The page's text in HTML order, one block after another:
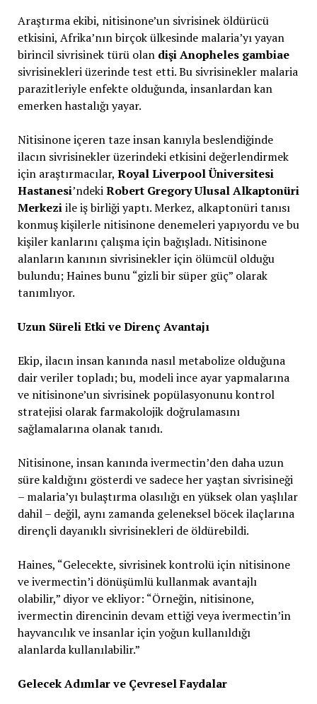
Araştırma ekibi, nitisinone’un sivrisinek öldürücü
etkisini, Afrika’nın birçok ülkesinde malaria’yı yayan
birincil sivrisinek türü olan dişi Anopheles gambiae
sivrisinekleri üzerinde test etti. Bu sivrisinekler malaria
parazitleriyle enfekte olduğunda, insanlardan kan
emerken hastalığı yayar.
Nitisinone içeren taze insan kanıyla beslendiğinde
ilacın sivrisinekler üzerindeki etkisini değerlendirmek
için araştırmacılar, Royal Liverpool Üniversitesi
Hastanesi’ndekiRobert Gregory Ulusal Alkaptonüri
Merkeziile iş birliği yaptı. Merkez, alkaptonüri tanısı
konmuş kişilerle nitisinone denemeleri yapıyordu ve bu
kişiler kanlarını çalışma için bağışladı. Nitisinone
alanların kanının sivrisinekler için ölümcül olduğu
bulundu; Haines bunu “gizli bir süper güç” olarak
tanımlıyor.
Uzun Süreli Etki ve Direnç Avantajı
Ekip, ilacın insan kanında nasıl metabolize olduğuna
dair veriler topladı; bu, modeli ince ayar yapmalarına
ve nitisinone’un sivrisinek popülasyonunu kontrol
stratejisi olarak farmakolojik doğrulamasını
sağlamalarına olanak tanıdı.
Nitisinone, insan kanında ivermectin’den daha uzun
süre kaldığını gösterdi ve sadece her yaştan sivrisineği
– malaria’yı bulaştırma olasılığı en yüksek olan yaşlılar
dahil – değil, aynı zamanda geleneksel böcek ilaçlarına
dirençli dayanıklı sivrisinekleri de öldürebildi.
Haines, “Gelecekte, sivrisinek kontrolü için nitisinone
ve ivermectin’i dönüşümlü kullanmak avantajlı
olabilir,” diyor ve ekliyor: “Örneğin, nitisinone,
ivermectin direncinin devam ettiği veya ivermectin’in
hayvancılık ve insanlar için yoğun kullanıldığı
alanlarda kullanılabilir.”
Gelecek Adımlar ve Çevresel Faydalar